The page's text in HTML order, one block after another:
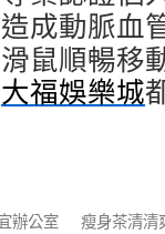
成動脈血
鼠順暢移
大福娛樂城
辦公室
瘦身茶清清